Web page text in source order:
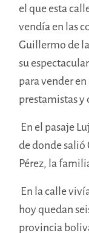
el que esta
vendía en las
Guillermo de
su
para vender
prestamistas y
En el pasaje
de donde salió
Pérez, la
En la calle
hoy quedan
provincia